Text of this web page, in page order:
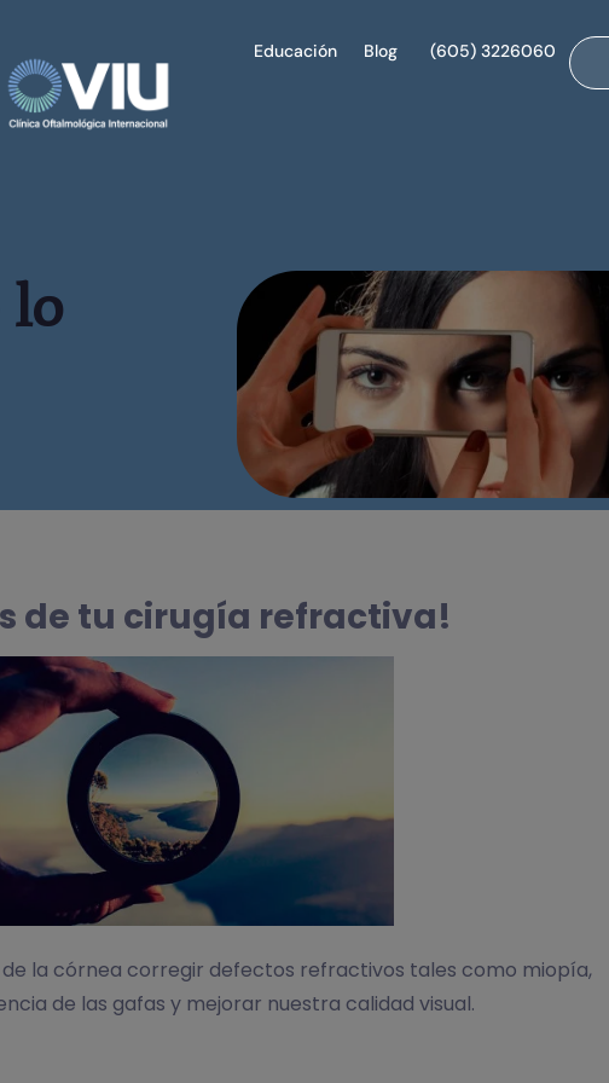
Educación Blog (605) 3226060
lo
de tu cirugía refractiva!
la córnea corregir defectos refractivos tales como miopía,
de las gafas y mejorar nuestra calidad visual.